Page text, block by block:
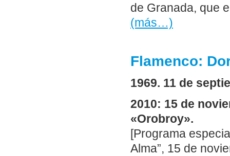
de Granada, que
(más…)
Flamenco:
1969. 11 de
2010: 15 de
«Orobroy».
[Programa
Alma”, 15 de